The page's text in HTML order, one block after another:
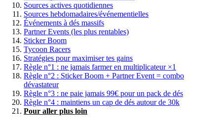
Sources actives quotidiennes
Sources hebdomadaires/événementielles
Événements à dés massifs
Partner Events (les plus rentables)
Sticker Boom
Tycoon Racers
Stratégies pour maximiser tes gains
Règle n°1 : ne jamais farmer en multiplicateur ×1
Règle n°2 : Sticker Boom + Partner Event = combo
dévastateur
Règle n°3 : ne paie jamais 99€ pour un pack de dés
Règle n°4 : maintiens un cap de dés autour de 30k
Pour aller plus loin